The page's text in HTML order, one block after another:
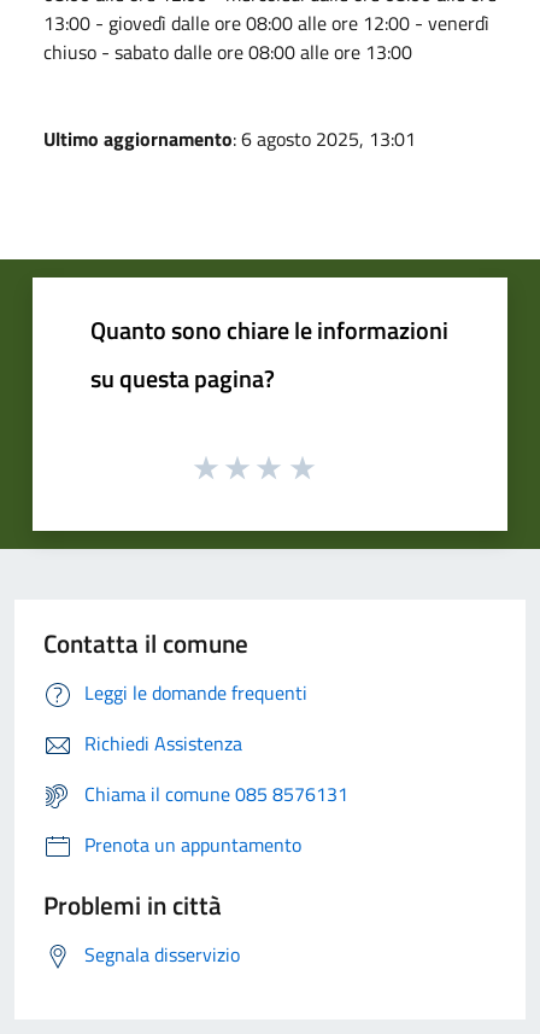
13:00 - giovedì dalle ore 08:00 alle ore 12:00 - venerdì
chiuso - sabato dalle ore 08:00 alle ore 13:00
Ultimo aggiornamento: 6 agosto 2025, 13:01
Quanto sono chiare le informazioni
su questa pagina?
Contatta il comune
Leggi le domande frequenti
Richiedi Assistenza
Chiama il comune 085 8576131
Prenota un appuntamento
Problemi in città
Segnala disservizio